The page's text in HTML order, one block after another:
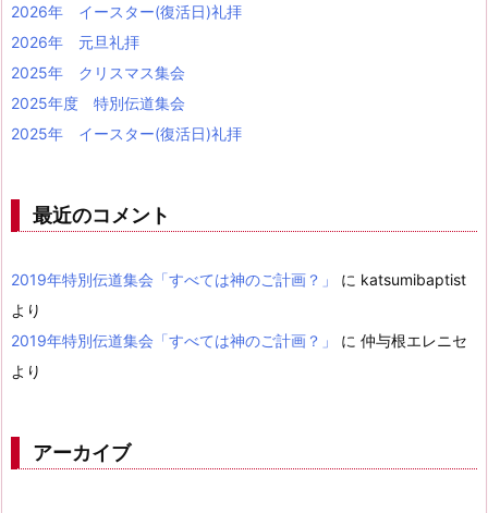
2026年 イースター(復活日)礼拝
2026年 元旦礼拝
2025年 クリスマス集会
2025年度 特別伝道集会
2025年 イースター(復活日)礼拝
最近のコメント
2019年特別伝道集会「すべては神のご計画？」 に katsumibaptist
より
2019年特別伝道集会「すべては神のご計画？」
に 仲与根エレニセ
より
アーカイブ